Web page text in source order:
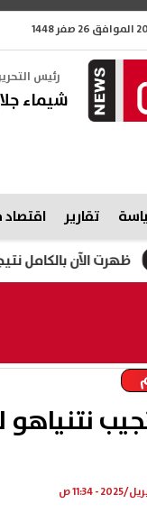
رئيس
شيماء
تقارير
الآن بالكامل نتيجة الصف
نتنياهو